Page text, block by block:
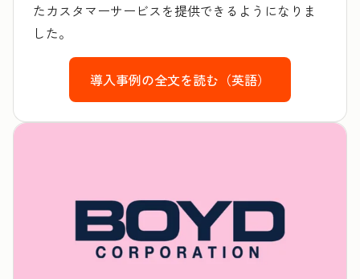
たカスタマーサービスを提供できるようになりま
した。
導入事例の全文を読む（英語）